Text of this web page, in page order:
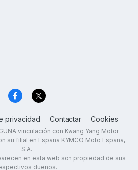
privacidad Contactar Cookies
vinculación con Kwang Yang Motor
su filial en España KYMCO Moto España,
S.A.
en esta web son propiedad de sus
dueños.